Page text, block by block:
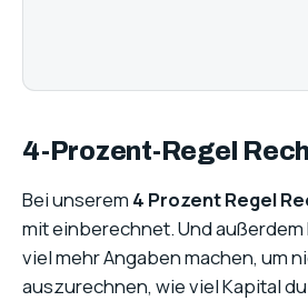
4-Prozent-Regel
Bei unserem 4 Prozent Regel
mit einberechnet. Und
viel mehr Angaben machen, um
auszurechnen, wie viel Kapital